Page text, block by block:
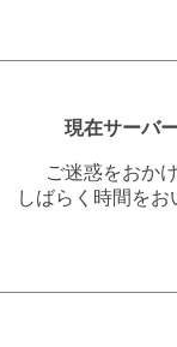
現在サーバ
ご迷惑をおか
しばらく時間を